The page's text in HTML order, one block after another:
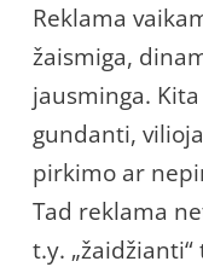
Reklama
žaismiga,
jausminga.
gundanti,
pirkimo ar
Tad reklama
t.y.